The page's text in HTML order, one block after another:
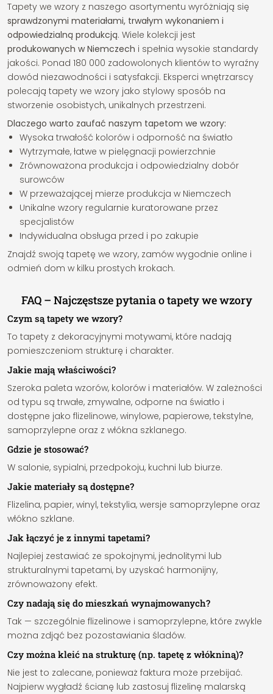
Tapety we wzory z naszego asortymentu wyróżniają się
sprawdzonymi materiałami, trwałym wykonaniem i
odpowiedzialną produkcją. Wiele kolekcji jest
produkowanych w Niemczech i spełnia wysokie standardy
jakości. Ponad 180 000 zadowolonych klientów to wyraźny
dowód niezawodności i satysfakcji. Eksperci wnętrzarscy
polecają tapety we wzory jako stylowy sposób na
stworzenie osobistych, unikalnych przestrzeni.
Dlaczego warto zaufać naszym tapetom we wzory:
Wysoka trwałość kolorów i odporność na światło
Wytrzymałe, łatwe w pielęgnacji powierzchnie
Zrównoważona produkcja i odpowiedzialny dobór
surowców
W przeważającej mierze produkcja w Niemczech
Unikalne wzory regularnie kuratorowane przez
specjalistów
Indywidualna obsługa przed i po zakupie
Znajdź swoją tapetę we wzory, zamów wygodnie online i
odmień dom w kilku prostych krokach.
FAQ – Najczęstsze pytania o tapety we wzory
Czym są tapety we wzory?
To tapety z dekoracyjnymi motywami, które nadają
pomieszczeniom strukturę i charakter.
Jakie mają właściwości?
Szeroka paleta wzorów, kolorów i materiałów. W zależności
od typu są trwałe, zmywalne, odporne na światło i
dostępne jako flizelinowe, winylowe, papierowe, tekstylne,
samoprzylepne oraz z włókna szklanego.
Gdzie je stosować?
W salonie, sypialni, przedpokoju, kuchni lub biurze.
Jakie materiały są dostępne?
Flizelina, papier, winyl, tekstylia, wersje samoprzylepne oraz
włókno szklane.
Jak łączyć je z innymi tapetami?
Najlepiej zestawiać ze spokojnymi, jednolitymi lub
strukturalnymi tapetami, by uzyskać harmonijny,
zrównoważony efekt.
Czy nadają się do mieszkań wynajmowanych?
Tak — szczególnie flizelinowe i samoprzylepne, które zwykle
można zdjąć bez pozostawiania śladów.
Czy można kleić na strukturę (np. tapetę z włókniną)?
Nie jest to zalecane, ponieważ faktura może przebijać.
Najpierw wygładź ścianę lub zastosuj flizelinę malarską